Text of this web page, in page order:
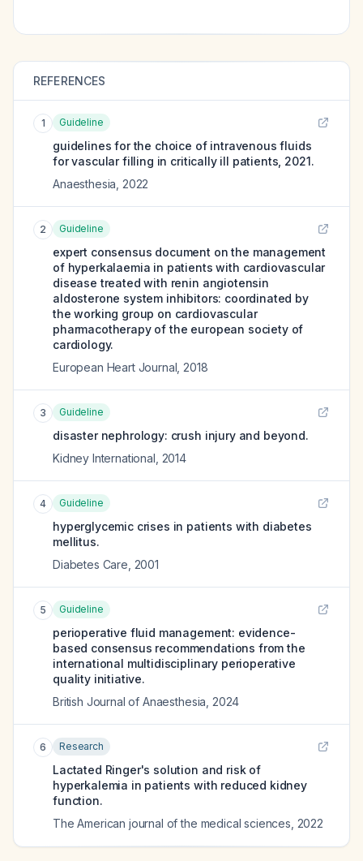
REFERENCES
1 Guideline
guidelines for the choice of intravenous fluids
for vascular filling in critically ill patients, 2021.
Anaesthesia 2022
2 Guideline
expert consensus document on the management
of hyperkalaemia in patients with cardiovascular
disease treated with renin angiotensin
aldosterone system inhibitors: coordinated by
the working group on cardiovascular
pharmacotherapy of the european society of
cardiology.
European Heart Journal 2018
3 Guideline
disaster nephrology: crush injury and beyond.
Kidney International 2014
4 Guideline
hyperglycemic crises in patients with diabetes
mellitus.
Diabetes Care 2001
5 Guideline
perioperative fluid management: evidence-
based consensus recommendations from the
international multidisciplinary perioperative
quality initiative.
British Journal of Anaesthesia 2024
6 Research
Lactated Ringer's solution and risk of
hyperkalemia in patients with reduced kidney
function.
The American journal of the medical sciences 2022